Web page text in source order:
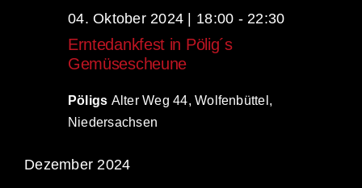
04. Oktober 2024 | 18:00 - 22:30
Erntedankfest in Pölig´s
Gemüsescheune
Pöligs Alter Weg 44, Wolfenbüttel,
Niedersachsen
Dezember 2024